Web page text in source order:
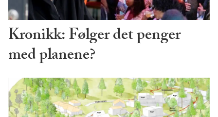
Kronikk: Følger det penger
med planene?